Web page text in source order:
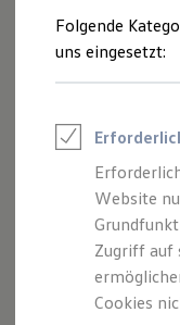
ONE
Fahrzeugsuche
Digitaler
Kauf &
Online-
Aktionen &
E-
Für
Für
Profi
aufgeführt.
Der
Folgende
uns eingesetzt:
Website
Zugriff auf
Cookies